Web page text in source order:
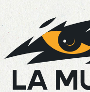
to
main
content